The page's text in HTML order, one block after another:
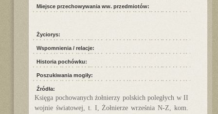
Miejsce przechowywania ww. przedmiotów:
Życiorys:
Wspomnienia / relacje:
Historia pochówku:
Poszukiwania mogiły:
Źródła:
Księga pochowanych żołnierzy polskich poległych w II
wojnie światowej, t. I, Żołnierze września N-Z, kom.